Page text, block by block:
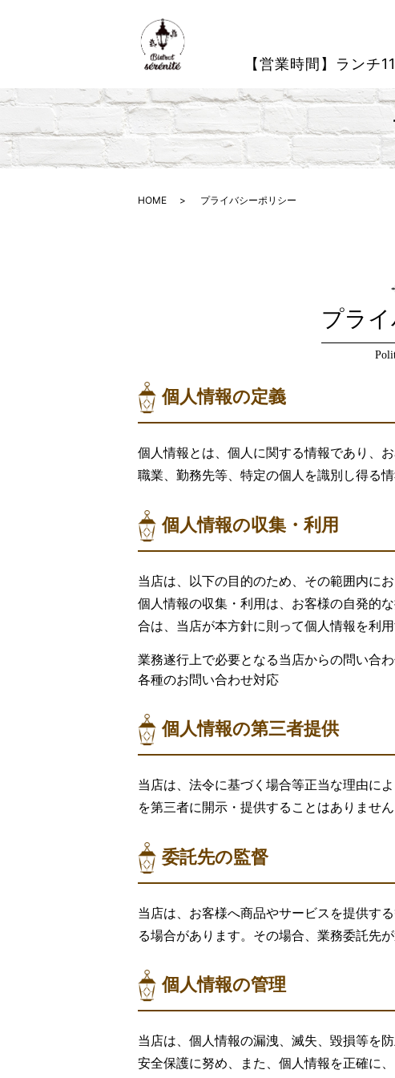
【営業時間】ランチ
HOME プライバシーポリシー
プラ
個人情報の定義
個人情報とは、個人に関する情報であり、
職業、勤務先等、特定の個人を識別し得る情
個人情報の収集・利用
当店は、以下の目的のため、その範囲内に
個人情報の収集・利用は、お客様の自発的
合は、当店が本方針に則って個人情報を利
業務遂行上で必要となる当店からの問い合
各種のお問い合わせ対応
個人情報の第三者提供
当店は、法令に基づく場合等正当な理由に
を第三者に開示・提供することはありません
委託先の監督
当店は、お客様へ商品やサービスを提供す
る場合があります。その場合、業務委託先
個人情報の管理
当店は、個人情報の漏洩、滅失、毀損等を
安全保護に努め、また、個人情報を正確に